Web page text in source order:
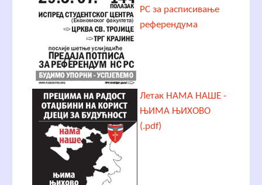
РС за расписивање
референдума
Летак НАМА НАШЕ -
ЊИМА ЊИХОВО
(.pdf)